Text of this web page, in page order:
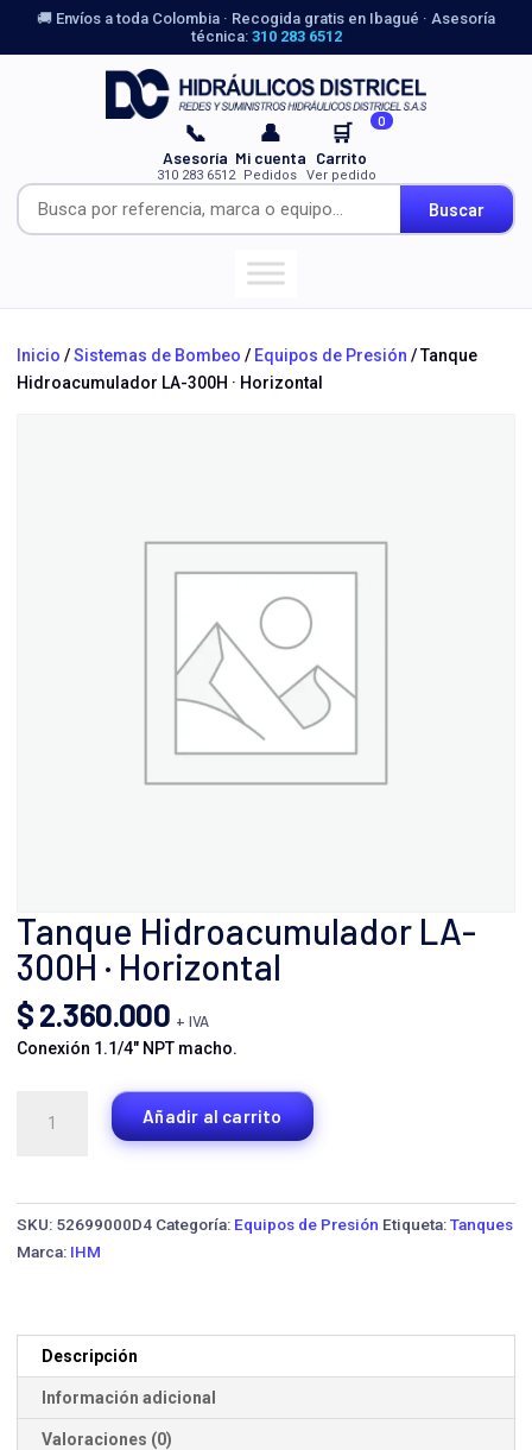
🚚 Envíos a toda Colombia · Recogida gratis en Ibagué · Asesoría
técnica: 310 283 6512
Buscar
📞
Asesoría
310 283 6512
👤
Mi cuenta
Pedidos
🛒 0
Carrito
Ver pedido
Inicio /Sistemas de Bombeo / Equipos de Presión / Tanque
Hidroacumulador LA-300H · Horizontal
Tanque Hidroacumulador LA-
300H · Horizontal
$2.360.000 + IVA
Conexión 1.1/4″ NPT macho.
Hidroacumulador
Añadir al carrito
SKU: 52699000D4 Categoría: Equipos de Presión Etiqueta:Tanques
Marca: IHM
Descripción
Información adicional
Valoraciones (0)